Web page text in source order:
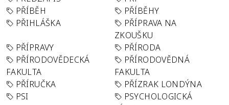
PŘÍBĚH
PŘÍBĚHY
PŘIHLÁŠKA
PŘÍPRAVA NA
ZKOUŠKU
PŘÍPRAVY
PŘÍRODA
PŘÍRODOVĚDECKÁ
FAKULTA
PŘÍRODOVĚDNÁ
FAKULTA
PŘÍRUČKA
PŘÍZRAK LONDÝNA
PSI
PSYCHOLOGICKÁ